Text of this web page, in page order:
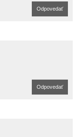
Odpovedať
Odpovedať